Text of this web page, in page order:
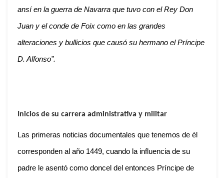
ansí en la guerra de Navarra que tuvo con el Rey Don
Juan y el conde de Foix como en las grandes
alteraciones y bullicios que causó su hermano el Príncipe
D. Alfonso”.
Inicios de su carrera administrativa y militar
Las primeras noticias documentales que tenemos de él
corresponden al año 1449, cuando la influencia de su
padre le asentó como doncel del entonces Príncipe de